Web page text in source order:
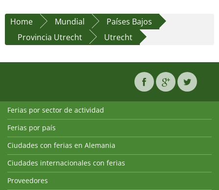
Home Mundial
Países Bajos
Provincia Utrecht
Utrecht
Ferias por sector de actividad
Ferias por país
Ciudades con ferias en Alemania
Ciudades internacionales con ferias
Proveedores